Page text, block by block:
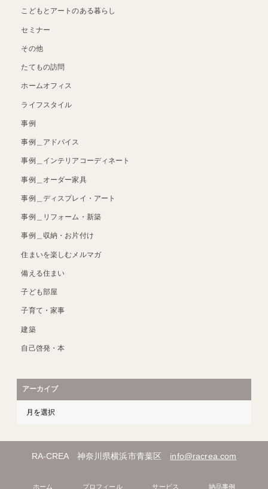
こどもとアートのある暮らし
セミナー
その他
たてもの訪問
ホームオフィス
ライフスタイル
事例
事例＿アドバイス
事例＿インテリアコーディネート
事例＿オーダー家具
事例＿ディスプレイ・アート
事例＿リフォーム・新築
事例＿収納・お片付け
住まいを楽しむメルマガ
備える住まい
子ども部屋
子育て・家事
建築
自己啓発・本
アーカイブ
RA-CREA 神奈川県横浜市青葉区 info@racrea.com
ホーム プロフィール サービス 納品事例